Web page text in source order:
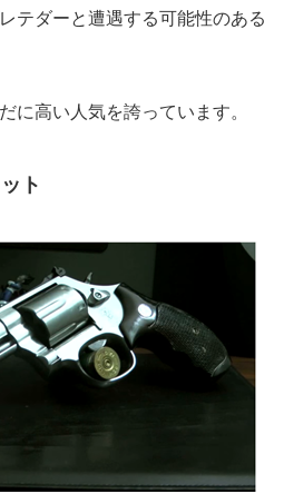
テダーと遭遇する可能性のある
に高い人気を誇っています。
ト